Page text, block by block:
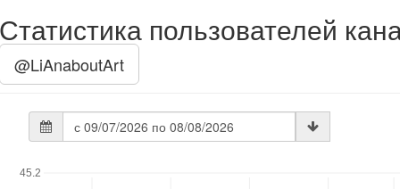
Статистика пользователей
@LiAnaboutArt
Дата
статистики
45.2